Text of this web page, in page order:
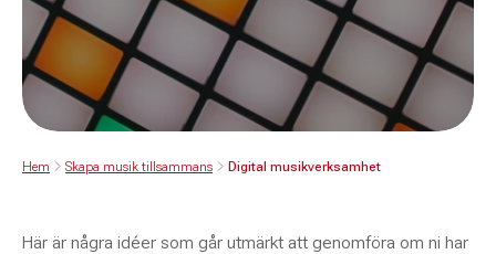
Hem Skapa musik tillsammans Digital musikverksamhet
Här är några idéer som går utmärkt att genomföra om ni har